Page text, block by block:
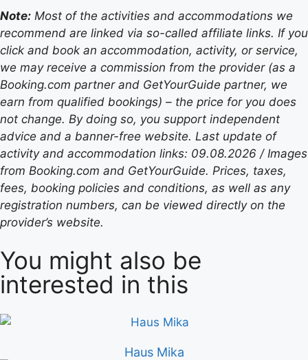
Note: Most of the activities and accommodations we
recommend are linked via so-called affiliate links. If you
click and book an accommodation, activity, or service,
we may receive a commission from the provider (as a
Booking.com partner and GetYourGuide partner, we
earn from qualified bookings) – the price for you does
not change. By doing so, you support independent
advice and a banner-free website. Last update of
activity and accommodation links: 09.08.2026 / Images
from Booking.com and GetYourGuide. Prices, taxes,
fees, booking policies and conditions, as well as any
registration numbers, can be viewed directly on the
provider’s website.
You might also be
interested in this
Haus Mika